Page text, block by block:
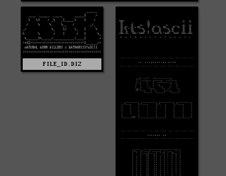
FILE_ID.DIZ